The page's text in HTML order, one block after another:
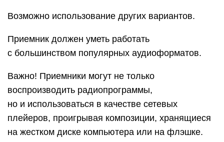
Возможно использование других вариантов.
Приемник должен уметь работать
с большинством популярных аудиоформатов.
Важно! Приемники могут не только
воспроизводить радиопрограммы,
но и использоваться в качестве сетевых
плейеров, проигрывая композиции, хранящиеся
на жестком диске компьютера или на флэшке.